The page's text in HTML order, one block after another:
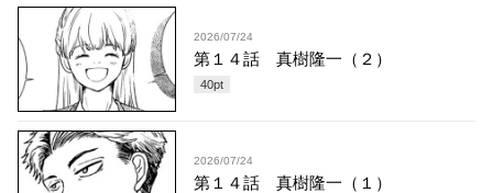
2026/07/24
第１４話 真樹隆一（２）
40pt
2026/07/24
第１４話 真樹隆一（１）